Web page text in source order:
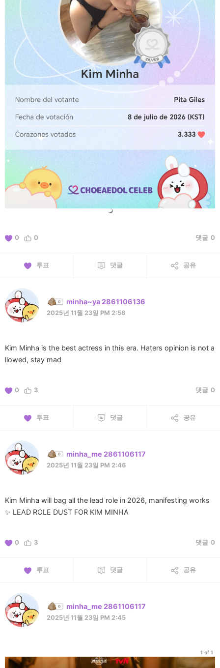
0 0 댓글 0
투표 댓글 공유
minha~ya 2861106136
2025년 11월 23일 PM 2:58
Kim Minha is the best actress in this era. Haters opinion is not a
llowed, stay mad
0 3 댓글 0
투표 댓글 공유
minha_me 2861106117
2025년 11월 23일 PM 2:46
Kim Minha will bag all the lead role in 2026, manifesting works
✨ LEAD ROLE DUST FOR KIM MINHA
0 3 댓글 0
투표 댓글 공유
minha_me 2861106117
2025년 11월 23일 PM 2:45
1 of 1